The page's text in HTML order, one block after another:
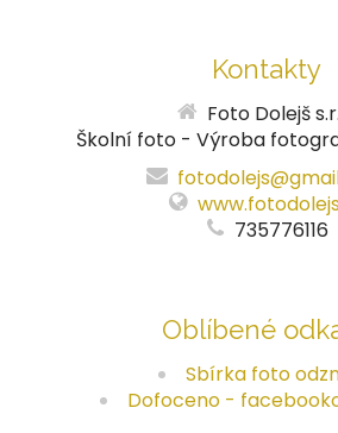
Kontakty
Foto Dolejš
Školní foto - Výroba
735776116
Oblíbené
Sbírka foto
Dofoceno -